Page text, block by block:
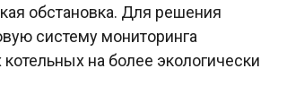
обстановка. Для решения
систему мониторинга
на более экологически